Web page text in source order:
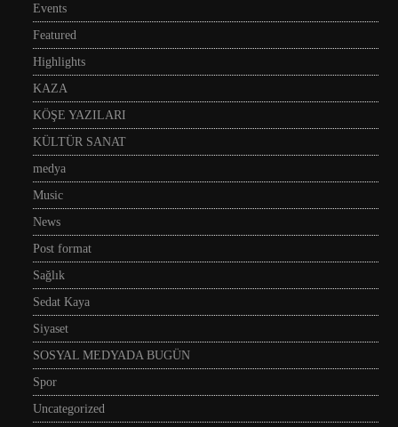
Events
Featured
Highlights
KAZA
KÖŞE YAZILARI
KÜLTÜR SANAT
medya
Music
News
Post format
Sağlık
Sedat Kaya
Siyaset
SOSYAL MEDYADA BUGÜN
Spor
Uncategorized